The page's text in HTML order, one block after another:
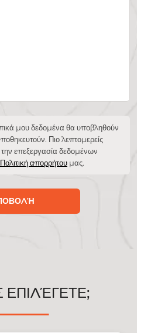
μου δεδομένα θα υποβληθούν
Πιο λεπτομερείς
επεξεργασία δεδομένων
Πολιτική απορρήτου μας.
ΕΠΙΛΈΓΕΤΕ;